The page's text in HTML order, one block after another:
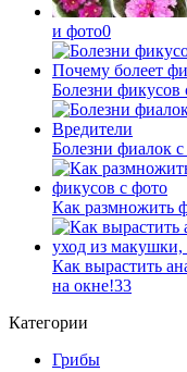
и фото0
Болезни фикусов
Болезни фиалок
Как размножить
Как вырастить
на окне!33
Категории
Грибы